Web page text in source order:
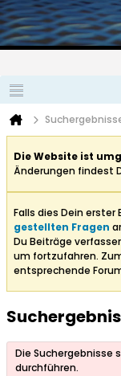
Die Website ist
Änderungen findest
Falls dies Dein
gestellten Fragen
Du Beiträge
um fortzufahren.
entsprechende
Suchergebnis
Die Suchergebnisse
durchführen.